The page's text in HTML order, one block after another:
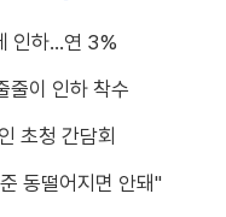
인하…연 3%
줄이 인하 착수
초청 간담회
동떨어지면 안돼"